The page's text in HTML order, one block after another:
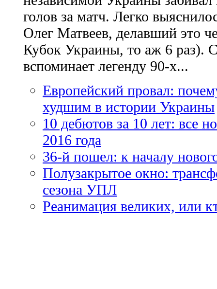
голов за матч. Легко
Олег Матвеев, делавший это
Кубок Украины, то аж 6 раз).
вспоминает легенду 90-х...
Европейский провал:
худшим в истории Украины
10 дебютов за 10 лет: все
2016 года
36-й пошел: к началу
Полузакрытое окно:
сезона УПЛ
Реанимация великих, или